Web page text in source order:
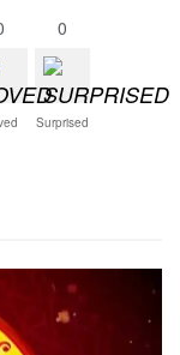
0
Surprised